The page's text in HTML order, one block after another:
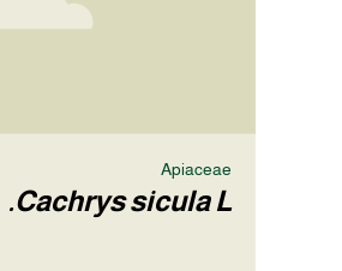
Apiaceae
Cachrys sicula L.